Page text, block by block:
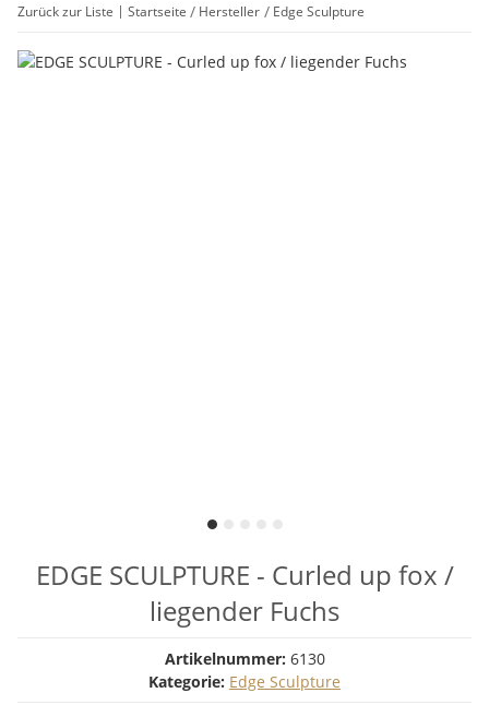
Zurück zur Liste Startseite Hersteller Edge Sculpture
EDGE SCULPTURE - Curled up fox /
liegender Fuchs
Artikelnummer: 6130
Kategorie: Edge Sculpture